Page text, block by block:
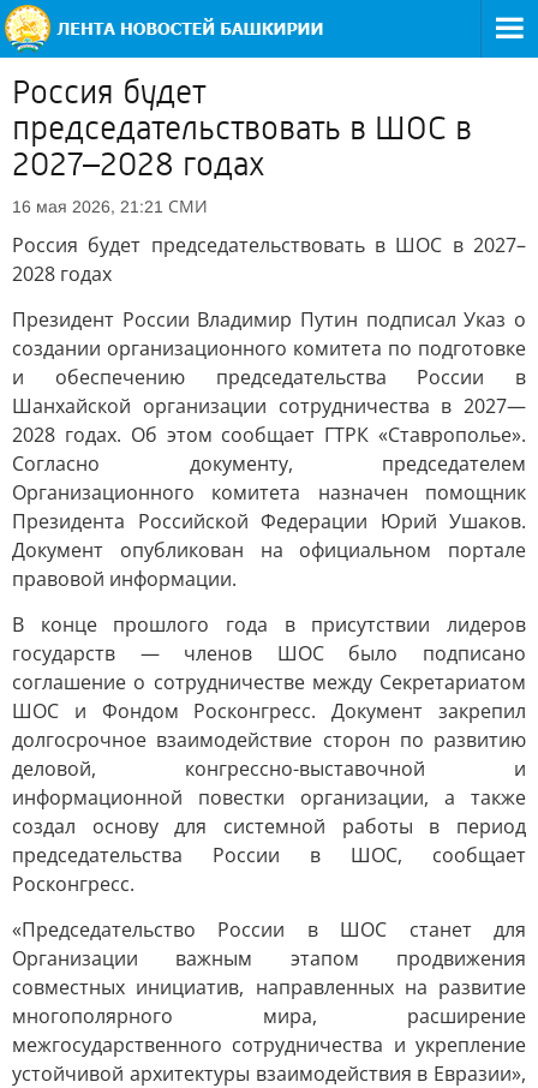
Россия будет
председательствовать в ШОС в
2027–2028 годах
16 мая 2026, 21:21 СМИ
Россия будет председательствовать в ШОС в 2027–
2028 годах
Президент России Владимир Путин подписал Указ о
создании организационного комитета по подготовке
и обеспечению председательства России в
Шанхайской организации сотрудничества в 2027—
2028 годах. Об этом сообщает ГТРК «Ставрополье».
Согласно документу, председателем
Организационного комитета назначен помощник
Президента Российской Федерации Юрий Ушаков.
Документ опубликован на официальном портале
правовой информации.
В конце прошлого года в присутствии лидеров
государств — членов ШОС было подписано
соглашение о сотрудничестве между Секретариатом
ШОС и Фондом Росконгресс. Документ закрепил
долгосрочное взаимодействие сторон по развитию
деловой, конгрессно-выставочной и
информационной повестки организации, а также
создал основу для системной работы в период
председательства России в ШОС, сообщает
Росконгресс.
«Председательство России в ШОС станет для
Организации важным этапом продвижения
совместных инициатив, направленных на развитие
многополярного мира, расширение
межгосударственного сотрудничества и укрепление
устойчивой архитектуры взаимодействия в Евразии»,